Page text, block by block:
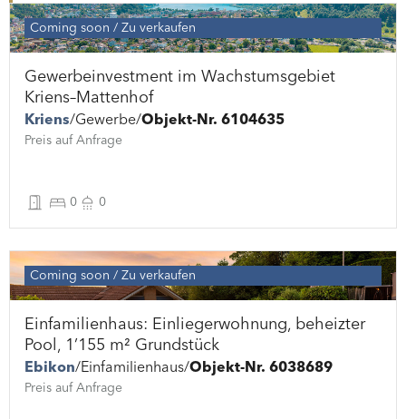
Coming soon Zu verkaufen
Gewerbeinvestment im Wachstumsgebiet
Kriens–Mattenhof
Kriens Gewerbe Objekt-Nr. 6104635
Preis auf Anfrage
0 0
Coming soon Zu verkaufen
Einfamilienhaus: Einliegerwohnung, beheizter
Pool, 1’155 m² Grundstück
Ebikon Einfamilienhaus Objekt-Nr. 6038689
Preis auf Anfrage